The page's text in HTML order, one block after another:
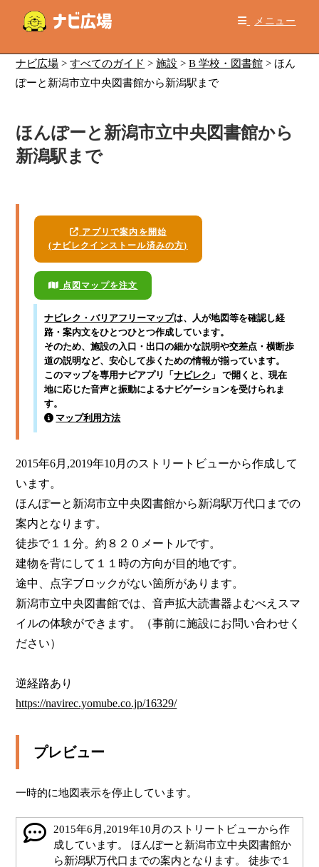
メニュー
ナビ広場 >すべてのガイド >施設 >B 学校・図書館 >ほん
ぽーと新潟市立中央図書館から新潟駅まで
ほんぽーと新潟市立中央図書館から
新潟駅まで
アプリで案内を開始
(ナビレクインストール済みの方)
点図マップを注文
ナビレク・バリアフリーマップは、人が地図等を確認し経
路・案内文をひとつひとつ作成しています。
そのため、施設の入口・出口の細かな説明や交差点・横断歩
道の説明など、安心して歩くための情報が揃っています。
このマップを専用ナビアプリ「ナビレク 」 で開くと、現在
地に応じた音声と振動によるナビゲーションを受けられま
す。
マップ利用方法
2015年6月,2019年10月のストリートビューから作成して
います。
ほんぽーと新潟市立中央図書館から新潟駅万代口までの
案内となります。
徒歩で１１分。約８２０メートルです。
建物を背にして１１時の方向が目的地です。
途中、点字ブロックがない箇所があります。
新潟市立中央図書館では、音声拡大読書器よむべえスマ
イルの体験ができます。（事前に施設にお問い合わせく
ださい）
https://navirec.yomube.co.jp/16329/
プレビュー
一時的に地図表示を停止しています。
2015年6月,2019年10月のストリートビューから作
成しています。 ほんぽーと新潟市立中央図書館か
ら新潟駅万代口までの案内となります。 徒歩で１